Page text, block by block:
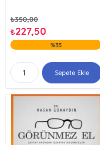
₺350,00
₺227,50
%35
Sepete Ekle